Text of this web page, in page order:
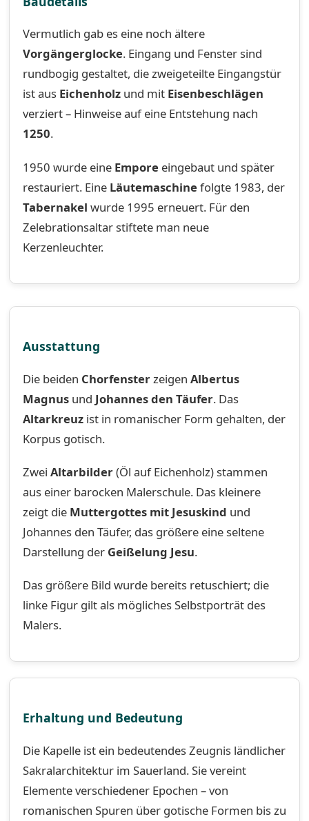
Vermutlich gab es eine noch ältere
Vorgängerglocke. Eingang und Fenster sind
rundbogig gestaltet, die zweigeteilte Eingangstür
ist aus Eichenholzund mit Eisenbeschlägen
verziert – Hinweise auf eine Entstehung nach
1250.
1950 wurde eine Empore eingebaut und später
restauriert. Eine Läutemaschine folgte 1983, der
Tabernakel wurde 1995 erneuert. Für den
Zelebrationsaltar stiftete man neue
Kerzenleuchter.
Ausstattung
Die beiden Chorfensterzeigen Albertus
Magnusund Johannes den Täufer. Das
Altarkreuzist in romanischer Form gehalten, der
Korpus gotisch.
Zwei Altarbilder(Öl auf Eichenholz) stammen
aus einer barocken Malerschule. Das kleinere
zeigt die Muttergottes mit Jesuskind und
Johannes den Täufer, das größere eine seltene
Darstellung der Geißelung Jesu.
Das größere Bild wurde bereits retuschiert; die
linke Figur gilt als mögliches Selbstporträt des
Malers.
Erhaltung und Bedeutung
Die Kapelle ist ein bedeutendes Zeugnis ländlicher
Sakralarchitektur im Sauerland. Sie vereint
Elemente verschiedener Epochen – von
romanischen Spuren über gotische Formen bis zu